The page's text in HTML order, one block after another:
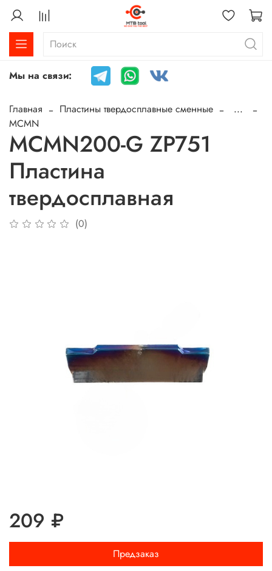
Мы на связи:
Главная Пластины твердосплавные сменные
...
MCMN
MCMN200-G ZP751
Пластина
твердосплавная
(0)
209 ₽
Предзаказ